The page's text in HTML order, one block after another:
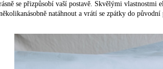
se přizpůsobí vaší postavě. Skvělými vlastnostmi
natáhnout a vrátí se zpátky do původní